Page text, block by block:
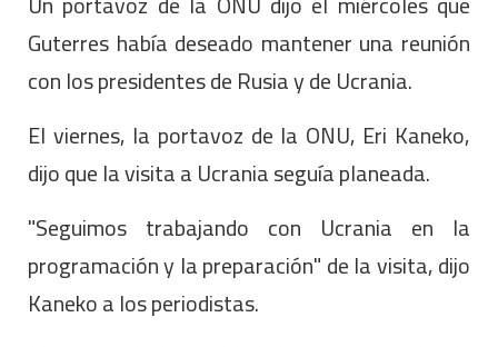
Guterres había deseado mantener una reunión
con los presidentes de Rusia y de Ucrania.
El viernes, la portavoz de la ONU, Eri Kaneko,
dijo que la visita a Ucrania seguía planeada.
"Seguimos trabajando con Ucrania en la
programación y la preparación" de la visita, dijo
Kaneko a los periodistas.